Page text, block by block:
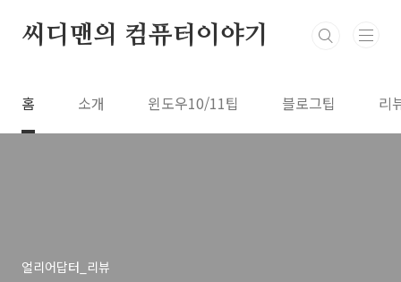
씨디맨의 컴퓨터이야기
홈 소개 윈도우10/11팁 블로그팁 리
얼리어답터_리뷰